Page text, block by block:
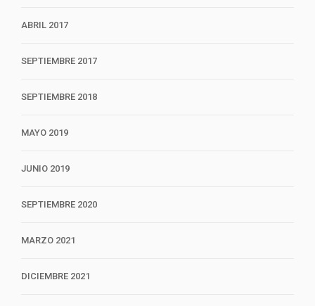
ABRIL 2017
SEPTIEMBRE 2017
SEPTIEMBRE 2018
MAYO 2019
JUNIO 2019
SEPTIEMBRE 2020
MARZO 2021
DICIEMBRE 2021